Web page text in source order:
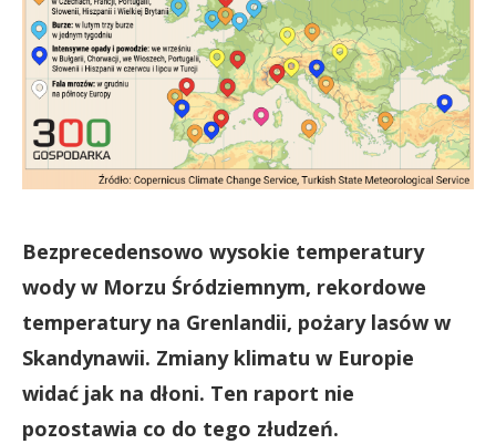
Bezprecedensowo wysokie temperatury
wody w Morzu Śródziemnym, rekordowe
temperatury na Grenlandii, pożary lasów w
Skandynawii. Zmiany klimatu w Europie
widać jak na dłoni. Ten raport nie
pozostawia co do tego złudzeń.